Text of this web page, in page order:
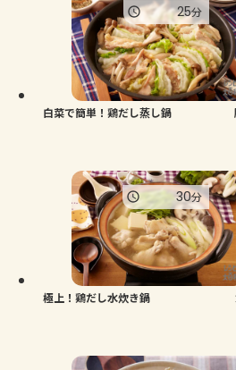
白菜で簡単！鶏だし蒸し鍋
25分
極上！鶏だし水炊き鍋
30分